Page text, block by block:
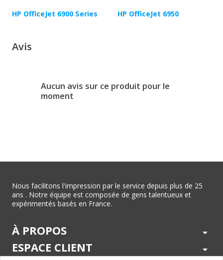
HP OfficeJet 6900 Series HP OfficeJet 6950
Avis
Aucun avis sur ce produit pour le
moment
Nous facilitons l'impression par le service depuis plus de 25
ans . Notre équipe est composée de gens talentueux et
expérimentés basés en France.
À PROPOS arrow_drop_down
ESPACE CLIENT arrow_drop_down